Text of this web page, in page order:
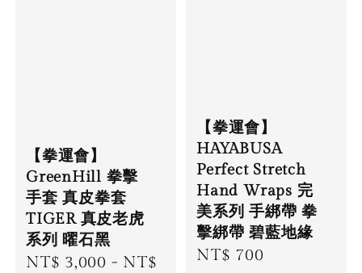
【拳運會】
GreenHill 拳擊
手套 真皮拳套
TIGER 真皮老虎
系列 曜石黑
Regular
NT$ 3,000 - NT$
【拳運會】
HAYABUSA
Perfect Stretch
Hand Wraps 完
美系列 手綁帶 拳
擊綁帶 碧藍地緣
Regular
NT$ 700